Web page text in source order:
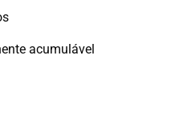
acumulável